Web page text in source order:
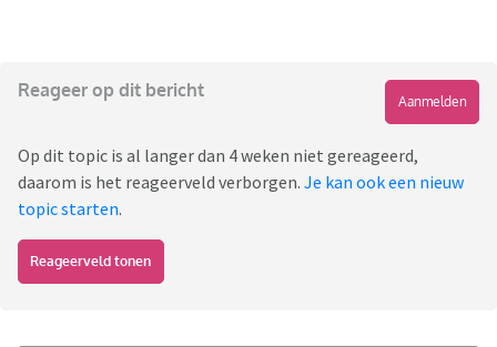
Reageer op dit bericht
Aanmelden
Op dit topic is al langer dan 4 weken niet gereageerd,
daarom is het reageerveld verborgen. Je kan ook een nieuw
topic starten.
Reageerveld tonen